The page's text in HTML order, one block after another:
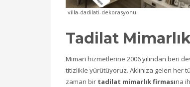
villa-dadilati-dekorasyonu
Tadilat
Mimari hizmetlerine 2006 yılından beri
titizlikle yürütüyoruz. Aklınıza gelen her
zaman bir tadilat mimarlık firmasına